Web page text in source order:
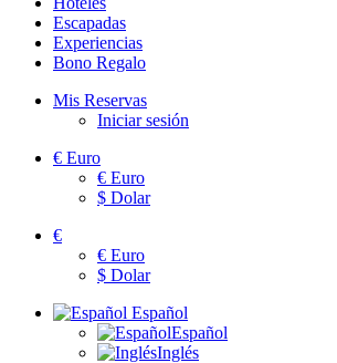
Escapadas
Experiencias
Bono Regalo
Mis Reservas
Iniciar sesión
€ Euro
€ Euro
$ Dolar
€
€ Euro
$ Dolar
Español
Español
Inglés